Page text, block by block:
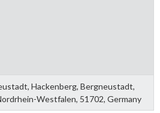
Hackenberg, Bergneustadt,
Westfalen, 51702, Germany